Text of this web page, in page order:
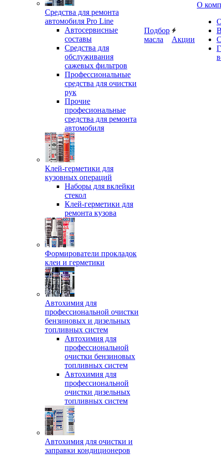
Средства для ремонта
автомобиля Pro Line
Автосервисные
составы
Средства для
обслуживания
сажевых фильтров
Профессиональные
средства для очистки
рук
Прочие
професиональные
средства для ремонта
автомобиля
Клей-герметики для
кузовных операций
Наборы для вклейки
стекол
Клей-герметики для
ремонта кузова
Формирователи прокладок
клеи и герметики
Автохимия для
профессиональной очистки
бензиновых и дизельных
топливных систем
Автохимия для
профессиональной
очистки бензиновых
топливных систем
Автохимия для
профессиональной
очистки дизельных
топливных систем
Автохимия для очистки и
заправки кондиционеров
Подбор
масла
Акции
О